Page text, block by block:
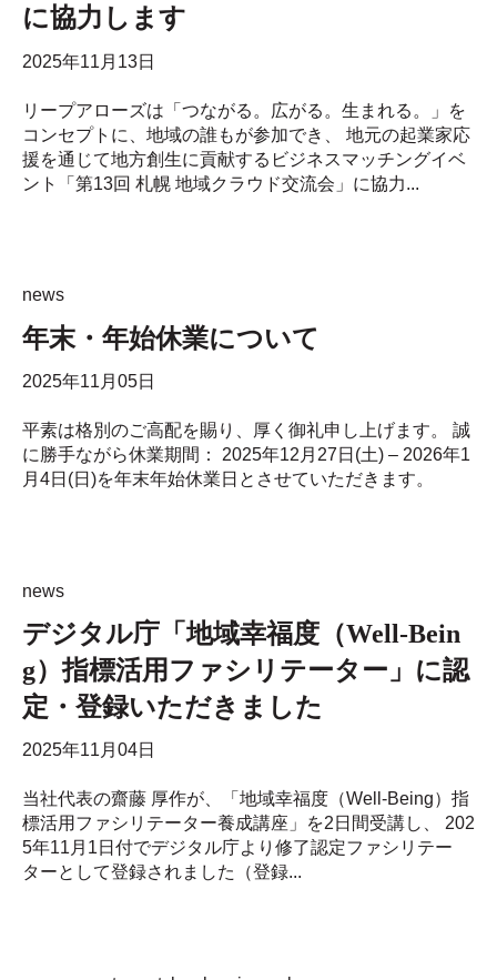
に協力します
2025年11月13日
リープアローズは「つながる。広がる。生まれる。」を
コンセプトに、地域の誰もが参加でき、 地元の起業家応
援を通じて地方創生に貢献するビジネスマッチングイベ
ント「第13回 札幌 地域クラウド交流会」に協力...
news
年末・年始休業について
2025年11月05日
平素は格別のご高配を賜り、厚く御礼申し上げます。 誠
に勝手ながら休業期間： 2025年12月27日(土) – 2026年1
月4日(日)を年末年始休業日とさせていただきます。
news
デジタル庁「地域幸福度（Well-Bein
g）指標活用ファシリテーター」に認
定・登録いただきました
2025年11月04日
当社代表の齋藤 厚作が、「地域幸福度（Well-Being）指
標活用ファシリテーター養成講座」を2日間受講し、 202
5年11月1日付でデジタル庁より修了認定ファシリテー
ターとして登録されました（登録...